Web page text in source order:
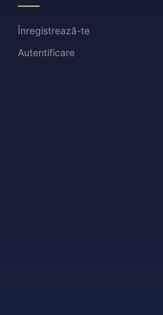
Înregistrează-te
Autentificare